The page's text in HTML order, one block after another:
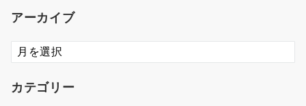
アーカイブ
ア
ー
イ
カテゴリー